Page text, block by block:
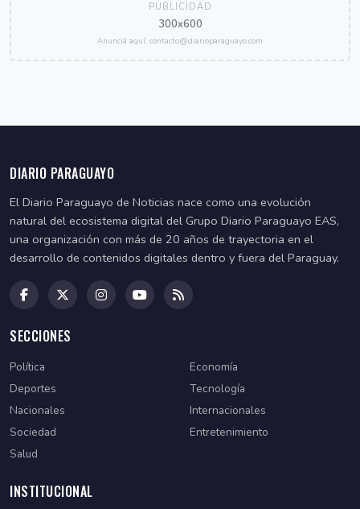
PUBLICIDAD
300x600
Anunciá aquí: contacto@diarioparaguayo.com
DIARIO PARAGUAYO
El Diario Paraguayo de Noticias nace como una evolución
natural del ecosistema digital del Grupo Diario Paraguayo EAS,
una organización con más de 20 años de trayectoria en el
desarrollo de contenidos digitales dentro y fuera del Paraguay.
SECCIONES
Política
Economía
Deportes
Tecnología
Nacionales
Internacionales
Sociedad
Entretenimiento
Salud
INSTITUCIONAL